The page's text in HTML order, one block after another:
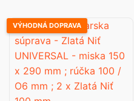
VÝHODNÁ DOPRAVA